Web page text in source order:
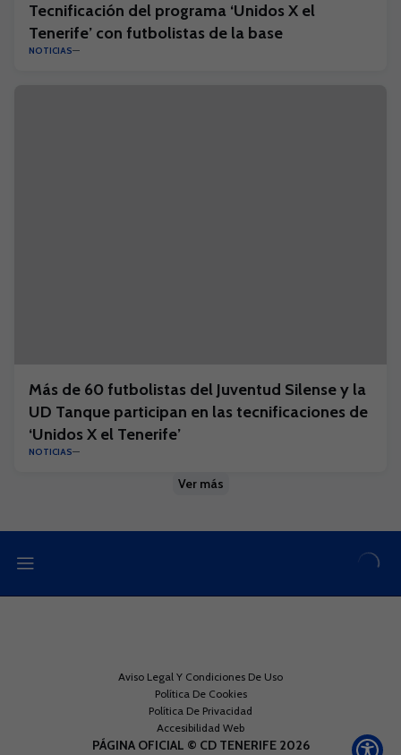
Tecnificación del programa ‘Unidos X el
Tenerife’ con futbolistas de la base
NOTICIAS
Más de 60 futbolistas del Juventud Silense y la
UD Tanque participan en las tecnificaciones de
‘Unidos X el Tenerife’
NOTICIAS
Ver más
Aviso Legal Y Condiciones De Uso
Política De Cookies
Política De Privacidad
Accesibilidad Web
PÁGINA OFICIAL © CD TENERIFE 2026